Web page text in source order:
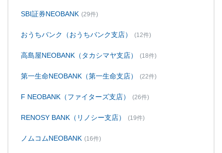
SBI証券NEOBANK (29件)
おうちバンク（おうちバンク支店） (12件)
高島屋NEOBANK（タカシマヤ支店） (18件)
第一生命NEOBANK（第一生命支店） (22件)
F NEOBANK（ファイターズ支店） (26件)
RENOSY BANK（リノシー支店） (19件)
ノムコムNEOBANK (16件)